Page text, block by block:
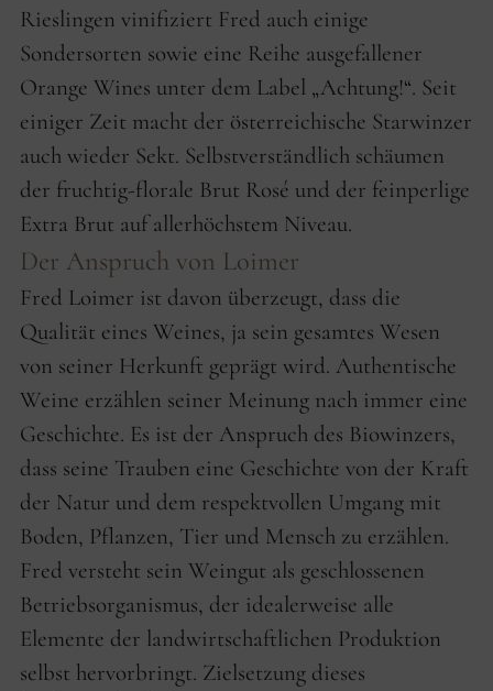
Rieslingen vinifiziert Fred auch einige
Sondersorten sowie eine Reihe ausgefallener
Orange Wines unter dem Label „Achtung!“. Seit
einiger Zeit macht der österreichische Starwinzer
auch wieder Sekt. Selbstverständlich schäumen
der fruchtig-florale Brut Rosé und der feinperlige
Extra Brut auf allerhöchstem Niveau.
Der Anspruch von Loimer
Fred Loimer ist davon überzeugt, dass die
Qualität eines Weines, ja sein gesamtes Wesen
von seiner Herkunft geprägt wird. Authentische
Weine erzählen seiner Meinung nach immer eine
Geschichte. Es ist der Anspruch des Biowinzers,
dass seine Trauben eine Geschichte von der Kraft
der Natur und dem respektvollen Umgang mit
Boden, Pflanzen, Tier und Mensch zu erzählen.
Fred versteht sein Weingut als geschlossenen
Betriebsorganismus, der idealerweise alle
Elemente der landwirtschaftlichen Produktion
selbst hervorbringt. Zielsetzung dieses